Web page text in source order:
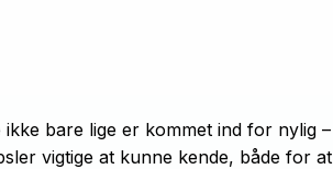
bare lige er kommet ind for nylig –
vigtige at kunne kende, både for at